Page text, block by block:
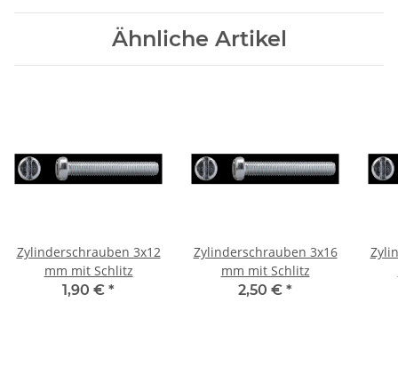
Ähnliche Artikel
Zylinderschrauben 3x12
mm mit Schlitz
1,90 € *
Zylinderschrauben 3x16
mm mit Schlitz
2,50 € *